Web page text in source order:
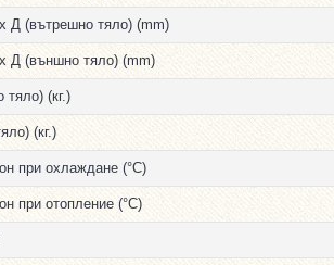
Д (вътрешно тяло) (mm)
Д (външно тяло) (mm)
тяло) (кг.)
(кг.)
при охлаждане (°С)
при отопление (°С)